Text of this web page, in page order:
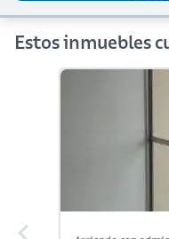
Estos inmuebles